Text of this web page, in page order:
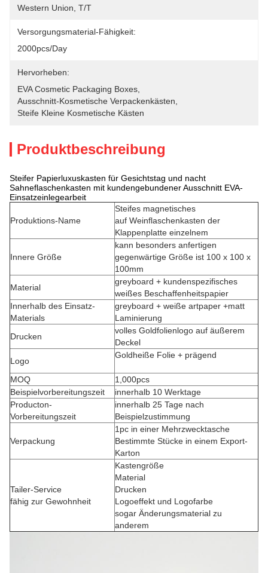
Western Union, T/T
Versorgungsmaterial-Fähigkeit:
2000pcs/day
Hervorheben:
EVA Cosmetic Packaging Boxes
Ausschnitt-Kosmetische Verpackenkästen
Steife Kleine Kosmetische Kästen
Produktbeschreibung
Steifer Papierluxuskasten für Gesichtstag und nacht
Sahneflaschenkasten mit kundengebundener Ausschnitt EVA-
Einsatzeinlegearbeit
Produktions-Name
Steifes magnetisches
auf Weinflaschenkasten der
Klappenplatte einzelnem
Innere Größe
kann besonders anfertigen
gegenwärtige Größe ist 100 x 100 x
100mm
Material
greyboard + kundenspezifisches
weißes Beschaffenheitspapier
Innerhalb des Einsatz-
Materials
greyboard + weiße artpaper +matt
Laminierung
Drucken
volles Goldfolienlogo auf äußerem
Deckel
Logo
Goldheiße Folie + prägend
MOQ
1,000pcs
Beispielvorbereitungszeit
innerhalb 10 Werktage
Producton-
Vorbereitungszeit
innerhalb 25 Tage nach
Beispielzustimmung
Verpackung
1pc in einer Mehrzwecktasche
Bestimmte Stücke in einem Export-
Karton
Tailer-Service
fähig zur Gewohnheit
Kastengröße
Material
Drucken
Logoeffekt und Logofarbe
sogar Änderungsmaterial zu
anderem